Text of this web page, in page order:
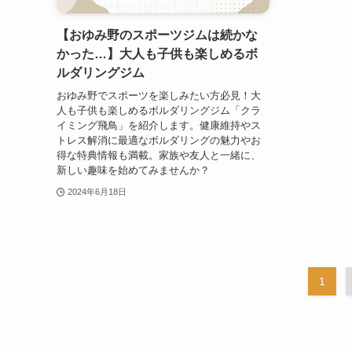
【おゆみ野のスポーツジムは続かな
かった…】大人も子供も楽しめるボ
ルダリングジム
おゆみ野でスポーツを楽しみたい方必見！大
人も子供も楽しめるボルダリングジム「クラ
イミング飛鳥」を紹介します。健康維持やス
トレス解消に最適なボルダリングの魅力やお
得な特典情報も満載。家族や友人と一緒に、
新しい趣味を始めてみませんか？
2024年6月18日
1